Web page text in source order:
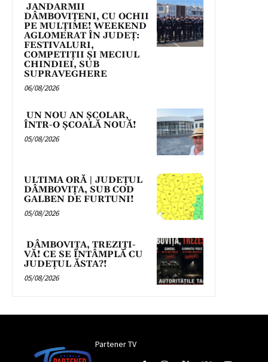
JANDARMII
DÂMBOVIȚENI, CU OCHII
PE MULȚIME! WEEKEND
AGLOMERAT ÎN JUDEȚ:
FESTIVALURI,
COMPETIȚII ȘI MECIUL
CHINDIEI, SUB
SUPRAVEGHERE
06/08/2026
UN NOU AN ȘCOLAR,
ÎNTR-O ȘCOALĂ NOUĂ!
05/08/2026
ULTIMA ORĂ | JUDEȚUL
DÂMBOVIȚA, SUB COD
GALBEN DE FURTUNI!
05/08/2026
DÂMBOVIȚA, TREZIȚI-
VĂ! CE SE ÎNTÂMPLĂ CU
JUDEȚUL ĂSTA?!
05/08/2026
Partener TV